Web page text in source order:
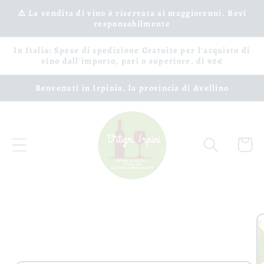
Vai
direttamente
⚠️ La vendita di vino è riservata ai maggiorenni. Bevi
responsabilmente
In Italia: Spese di spedizione Gratuite per l'acquisto di
vino dall'importo, pari o superiore, di 90€
Benvenuti in Irpinia, la provincia di Avellino
Carrello